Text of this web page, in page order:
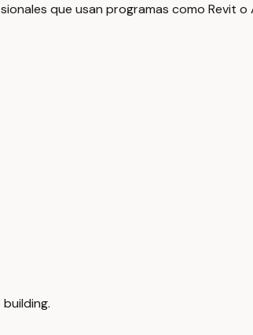
que usan programas como Revit o